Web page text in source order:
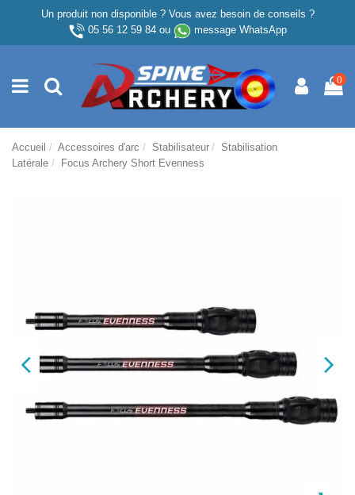
Un produit non disponible ? Vous avez besoin de conseils ?
05 56 12 59 84ou message WhatsApp
0
Accueil Accessoires d'arc Stabilisateur
Stabilisation
Latérale
Focus Archery Short Evenness